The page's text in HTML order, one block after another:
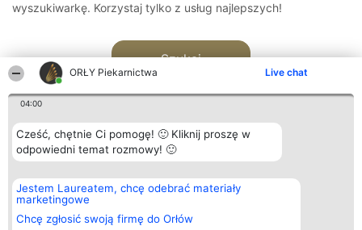
ORŁY Piekarnictwa Live chat
04:00
Cześć, chętnie Ci pomogę! 🙂 Kliknij proszę w
odpowiedni temat rozmowy! 🙂
Jestem Laureatem, chcę odebrać materiały
marketingowe
Chcę zgłosić swoją firmę do Orłów
wyszukiwarkę. Korzystaj tylko z usług najlepszych!
Szukaj
Organizator plebiscytu
Bright Side Solutions sp. z o.
o. sp. k.
ul. Ruska 22
Wrocław 50-079
Plebiscyt
Laureaci
wszystkich
Laureatów
Kontakt
Kontakt